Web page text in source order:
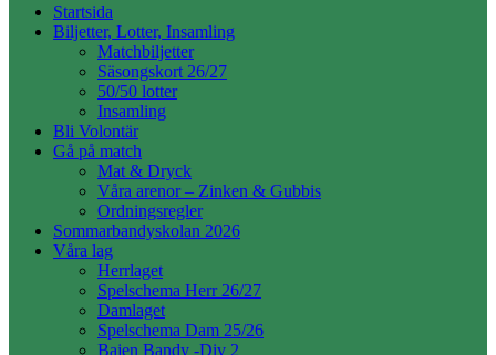
Startsida
Biljetter, Lotter, Insamling
Matchbiljetter
Säsongskort 26/27
50/50 lotter
Insamling
Bli Volontär
Gå på match
Mat & Dryck
Våra arenor – Zinken & Gubbis
Ordningsregler
Sommarbandyskolan 2026
Våra lag
Herrlaget
Spelschema Herr 26/27
Damlaget
Spelschema Dam 25/26
Bajen Bandy -Div 2